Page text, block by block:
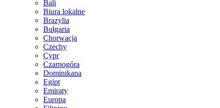
Bali
Biura lokalne
Brazylia
Bułgaria
Chorwacja
Czechy
Cypr
Czarnogóra
Dominikana
Egipt
Emiraty
Europa